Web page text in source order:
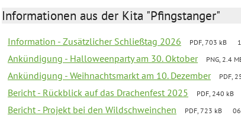
Informationen aus der Kita "Pfingstanger"
Information - Zusätzlicher Schließtag 2026 PDF, 703 kB
Ankündigung - Halloweenparty am 30. Oktober PNG, 2.4
Ankündigung - Weihnachtsmarkt am 10. Dezember PDF,
Bericht - Rückblick auf das Drachenfest 2025 PDF, 240 kB
Bericht - Projekt bei den Wildschweinchen PDF, 723 kB